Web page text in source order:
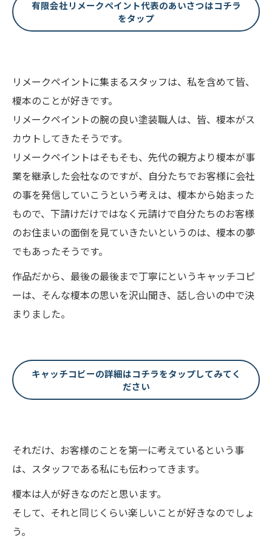
有限会社リメークペイント代表のあいさつはコチラ
をタップ
リメークペイントに集まるスタッフは、私を含めて皆、
榎本のことが好きです。
リメークペイントの腕の良い塗装職人は、皆、榎本がス
カウトしてきたそうです。
リメークペイントはそもそも、先代の親方より榎本が事
業を継承した会社なのですが、自分たちでお客様に会社
の事を発信していこうという考えは、榎本から始まった
もので、下請けだけではなく元請けで自分たちのお客様
のお住まいの面倒を見ていきたいというのは、榎本の夢
でもあったそうです。
作品だから、最後の最後まで丁寧にというキャッチコピ
ーは、そんな榎本の思いを沢山聞き、話し合いの中で決
まりました。
キャッチコピーの詳細はコチラをタップしてみてく
ださい
それだけ、お客様のことを第一に考えているという事
は、スタッフである私にも伝わってきます。
榎本は人が好きなのだと思います。
そして、それと同じくらい楽しいことが好きなのでしょ
う。